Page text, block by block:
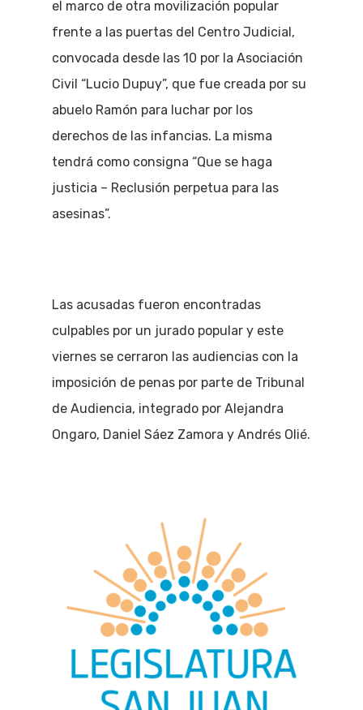
el marco de otra movilización popular
frente a las puertas del Centro Judicial,
convocada desde las 10 por la Asociación
Civil “Lucio Dupuy”, que fue creada por su
abuelo Ramón para luchar por los
derechos de las infancias. La misma
tendrá como consigna “Que se haga
justicia – Reclusión perpetua para las
asesinas”.
Las acusadas fueron encontradas
culpables por un jurado popular y este
viernes se cerraron las audiencias con la
imposición de penas por parte de Tribunal
de Audiencia, integrado por Alejandra
Ongaro, Daniel Sáez Zamora y Andrés Olié.